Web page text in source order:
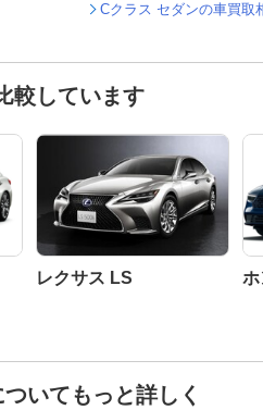
Cクラス セダンの車買取
較しています
レクサス LS ホ
いてもっと詳しく